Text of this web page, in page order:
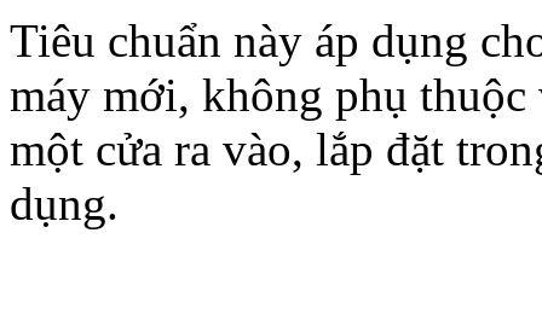
Tiêu chuẩn này áp dụng
máy mới, không phụ thuộc
một cửa ra vào, lắp đặt
dụng.